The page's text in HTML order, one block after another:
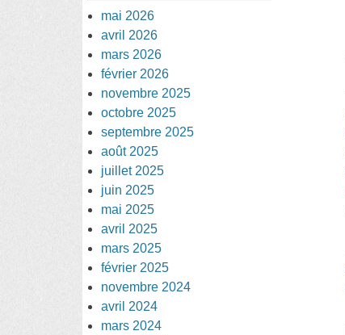
mai 2026
avril 2026
mars 2026
février 2026
novembre 2025
octobre 2025
septembre 2025
août 2025
juillet 2025
juin 2025
mai 2025
avril 2025
mars 2025
février 2025
novembre 2024
avril 2024
mars 2024